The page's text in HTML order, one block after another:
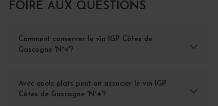
FOIRE AUX QUESTIONS
Comment conserver le vin IGP Côtes de
Gascogne 'N°4'?
Avec quels plats peut-on associer le vin IGP
Côtes de Gascogne 'N°4'?